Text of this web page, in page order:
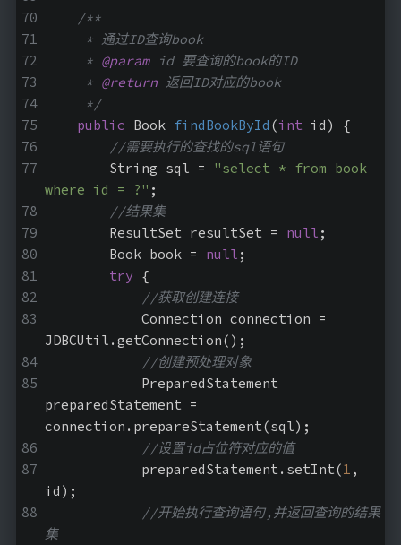
/**
     * 通过ID查询book
     *
@param id 要查询的book的ID
     *
@return 返回ID对应的book
     */
public Book findBookById (int id)
{
//需要执行的查找的sql语句
        String sql =
"select * from book
where id = ?" ;
//结果集
        ResultSet resultSet =
null ;
        Book book =
null ;
try {
//获取创建连接
JDBCUtil.getConnection();
//创建预处理对象
preparedStatement =
connection.prepareStatement(sql);
//设置id占位符对应的值
            preparedStatement.setInt(
1 ,
id);
//开始执行查询语句,并返回查询的结果
集